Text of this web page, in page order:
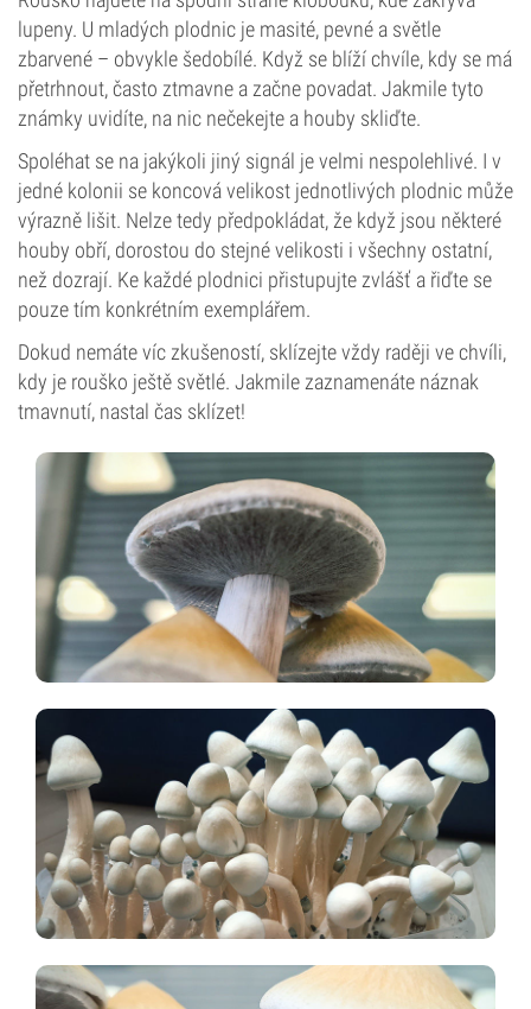
lupeny. U mladých plodnic je masité, pevné a světle
zbarvené – obvykle šedobílé. Když se blíží chvíle, kdy se má
přetrhnout, často ztmavne a začne povadat. Jakmile tyto
známky uvidíte, na nic nečekejte a houby skliďte.
Spoléhat se na jakýkoli jiný signál je velmi nespolehlivé. I v
jedné kolonii se koncová velikost jednotlivých plodnic může
výrazně lišit. Nelze tedy předpokládat, že když jsou některé
houby obří, dorostou do stejné velikosti i všechny ostatní,
než dozrají. Ke každé plodnici přistupujte zvlášť a řiďte se
pouze tím konkrétním exemplářem.
Dokud nemáte víc zkušeností, sklízejte vždy raději ve chvíli,
kdy je rouško ještě světlé. Jakmile zaznamenáte náznak
tmavnutí, nastal čas sklízet!